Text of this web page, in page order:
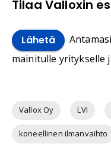
Tilaa Valloxin
Lähetä
mainitulle yritykselle
Vallox Oy LVI
koneellinen ilmanvaihto